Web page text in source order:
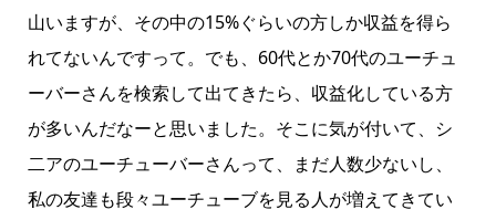
山いますが、その中の15%ぐらいの方しか収益を得ら
れてないんですって。でも、60代とか70代のユーチュ
ーバーさんを検索して出てきたら、収益化している方
が多いんだなーと思いました。そこに気が付いて、シ
二アのユーチューバーさんって、まだ人数少ないし、
私の友達も段々ユーチューブを見る人が増えてきてい